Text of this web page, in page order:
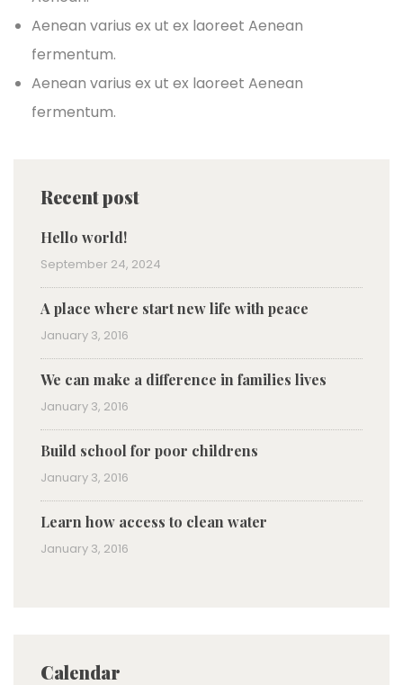
Aenean varius ex ut ex laoreet Aenean
fermentum.
Aenean varius ex ut ex laoreet Aenean
fermentum.
Recent post
Hello world!
September 24, 2024
A place where start new life with peace
January 3, 2016
We can make a difference in families lives
January 3, 2016
Build school for poor childrens
January 3, 2016
Learn how access to clean water
January 3, 2016
Calendar